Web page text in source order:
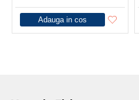
Adauga in cos